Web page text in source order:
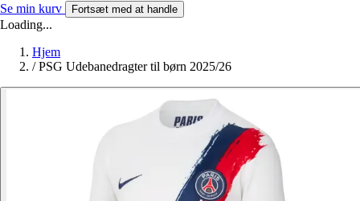
Se min kurv Fortsæt med at handle
Loading...
Hjem
/ PSG Udebanedragter til børn 2025/26